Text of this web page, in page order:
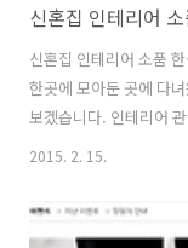
신혼집 인테리어
신혼집 인테리어 소품
한곳에 모아둔 곳에 다
보겠습니다. 인테리어
활에 정말 필요한 것들
모두 다 볼 수 있었습니
2015. 2. 15.